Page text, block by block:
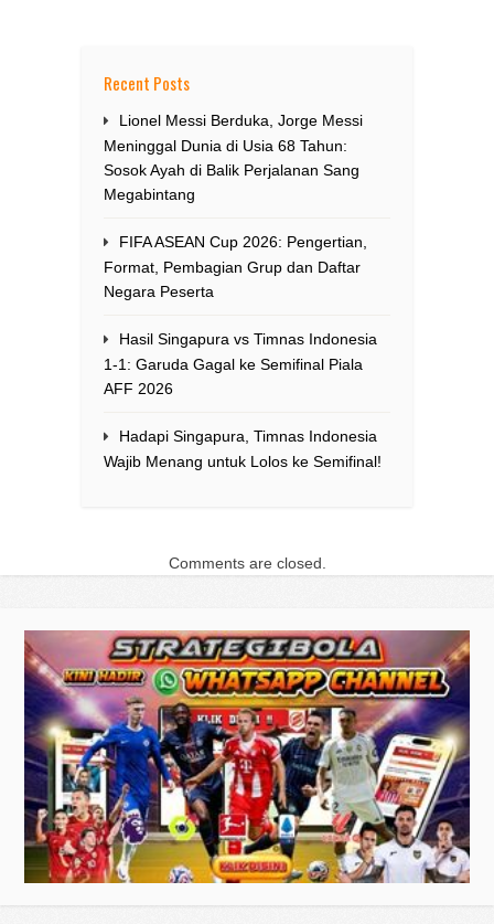
Recent Posts
Lionel Messi Berduka, Jorge Messi
Meninggal Dunia di Usia 68 Tahun:
Sosok Ayah di Balik Perjalanan Sang
Megabintang
FIFA ASEAN Cup 2026: Pengertian,
Format, Pembagian Grup dan Daftar
Negara Peserta
Hasil Singapura vs Timnas Indonesia
1-1: Garuda Gagal ke Semifinal Piala
AFF 2026
Hadapi Singapura, Timnas Indonesia
Wajib Menang untuk Lolos ke Semifinal!
Comments are closed.